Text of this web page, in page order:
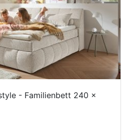
- Familienbett 240 x